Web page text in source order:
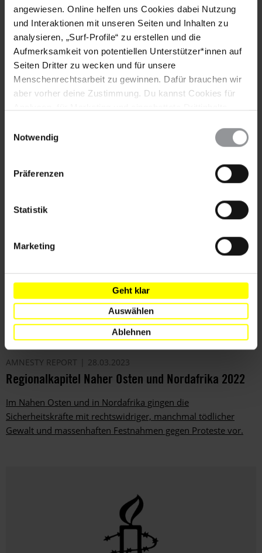
angewiesen. Online helfen uns Cookies dabei Nutzung
und Interaktionen mit unseren Seiten und Inhalten zu
analysieren, „Surf-Profile“ zu erstellen und die
Aufmerksamkeit von potentiellen Unterstützer*innen auf
Seiten Dritter zu wecken und für unsere
Menschenrechtsarbeit zu gewinnen. Dafür brauchen wir
aber vorher deine Zustimmung. Du kannst Cookies für
wieder ändern. Diesen Banner kannst Du über den Link
Notwendig
Präferenzen
Statistik
Marketing
Geht klar
Auswählen
Ablehnen
Auf dem gesamten Kontinent griffen Regierungen auf eine
Kritik zu unterbinden.
AMNESTY REPORT 28.03.2023
Regionalkapitel Naher Osten und Nordafrika 2022
Im Nahen Osten und in Nordafrika gingen die
Sicherheitskräfte mit rechtswidriger, manchmal tödlicher
Gewalt und massenhaften Festnahmen gegen Proteste vor.